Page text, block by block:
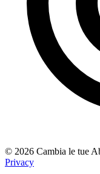
© 2026 Cambia le tue
Privacy